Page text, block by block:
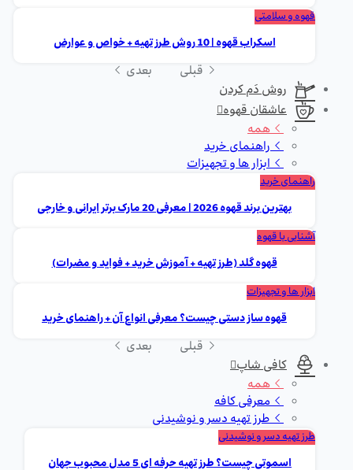
قهوه و سلامتی
اسکراب قهوه | 10 روش طرز تهیه + خواص و عوارض
قبلی
بعدی
روش دَم کردن
عاشقان قهوه
همه
راهنمای خرید
ابزار ها و تجهیزات
راهنمای خرید
بهترین برند قهوه 2026 | معرفی 20 مارک برتر ایرانی و خارجی
آشنایی با قهوه
قهوه گلد (طرز تهیه + آموزش خرید + فواید و مضرات)
ابزار ها و تجهیزات
قهوه ساز دستی چیست؟ معرفی انواع آن + راهنمای خرید
قبلی
بعدی
کافی شاپ
همه
معرفی کافه
طرز تهیه دسر و نوشیدنی
طرز تهیه دسر و نوشیدنی
اسموتی چیست؟ طرز تهیه حرفه ای 5 مدل محبوب جهان